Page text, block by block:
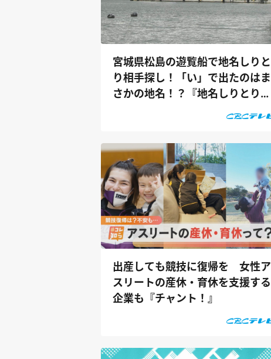
宮城県松島の遊覧船で地名しりと
り相手探し！「い」で出たのはま
さかの地名！？『地名しりとり～
出産しても競技に復帰を 女性ア
スリートの産休・育休を支援する
企業も『チャント！』